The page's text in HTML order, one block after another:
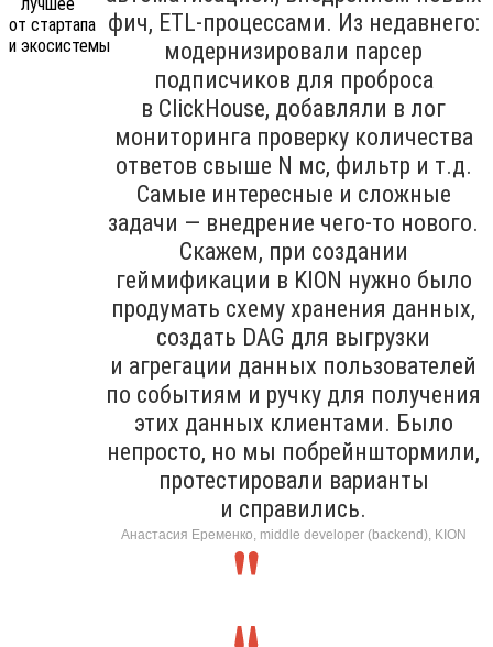
фич, ETL-процессами. Из недавнего:
модернизировали парсер
подписчиков для проброса
в ClickHouse, добавляли в лог
мониторинга проверку количества
ответов свыше N мс, фильтр и т.д.
Самые интересные и сложные
задачи — внедрение чего-то нового.
Скажем, при создании
геймификации в KION нужно было
продумать схему хранения данных,
создать DAG для выгрузки
и агрегации данных пользователей
по событиям и ручку для получения
этих данных клиентами. Было
непросто, но мы побрейнштормили,
протестировали варианты
и справились.
Анастасия Еременко, middle developer (backend), KION